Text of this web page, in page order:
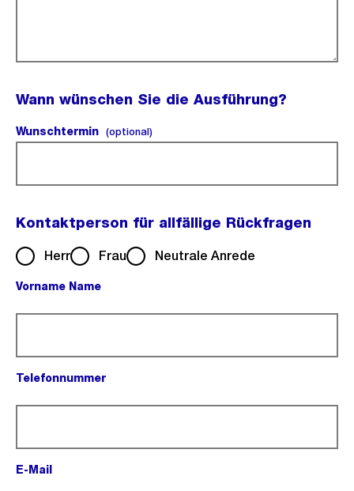
Wann wünschen Sie die Ausführung?
Wunschtermin (optional)(optional).
Kontaktperson für allfällige Rückfragen
Herr Frau Neutrale Anrede
Vorname Name
Telefonnummer
E-Mail